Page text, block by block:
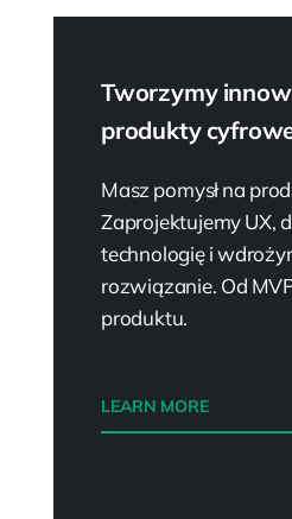
Tworzymy
produkty
Masz pomysł na
Zaprojektujemy UX,
technologię i
rozwiązanie. Od
produktu.
LEARN MORE